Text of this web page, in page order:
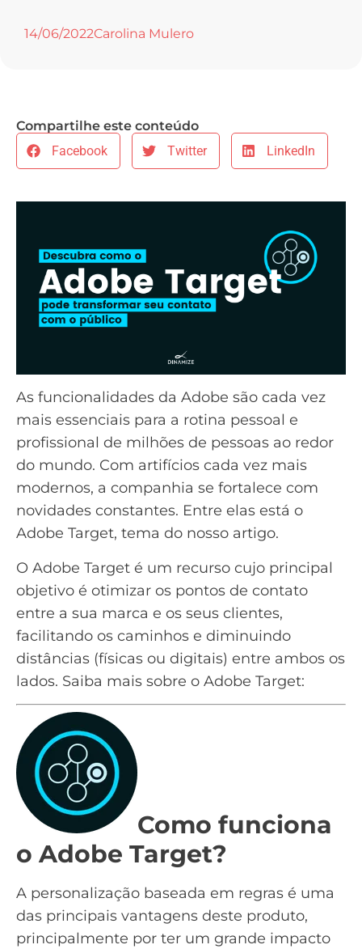
14/06/2022Carolina Mulero
Compartilhe este conteúdo
Facebook
Twitter LinkedIn
As funcionalidades da Adobe são cada vez
mais essenciais para a rotina pessoal e
profissional de milhões de pessoas ao redor
do mundo. Com artifícios cada vez mais
modernos, a companhia se fortalece com
novidades constantes. Entre elas está o
Adobe Target, tema do nosso artigo.
O Adobe Target é um recurso cujo principal
objetivo é otimizar os pontos de contato
entre a sua marca e os seus clientes,
facilitando os caminhos e diminuindo
distâncias (físicas ou digitais) entre ambos os
lados. Saiba mais sobre o Adobe Target:
Como funciona
o Adobe Target?
A personalização baseada em regras é uma
das principais vantagens deste produto,
principalmente por ter um grande impacto